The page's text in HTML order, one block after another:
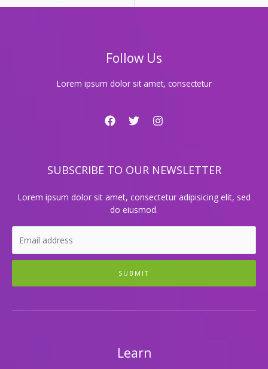
싸
Follow Us
Lorem ipsum dolor sit amet, consectetur
SUBSCRIBE TO OUR NEWSLETTER
Lorem ipsum dolor sit amet, consectetur adipisicing elit, sed
do eiusmod.
SUBMIT
Learn